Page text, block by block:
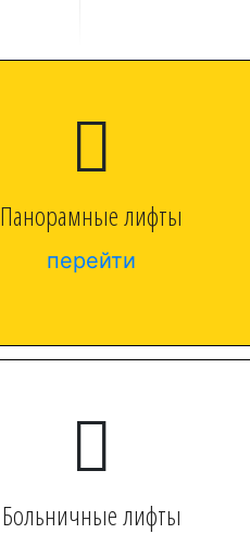
Панорамные лифты
перейти
Больничные лифты